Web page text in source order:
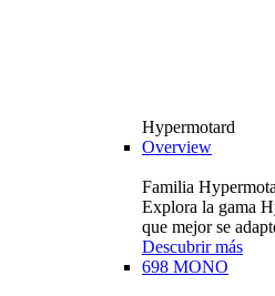
Hypermotard
Overview
Familia
Explora la gama
que mejor se
Descubrir más
698 MONO